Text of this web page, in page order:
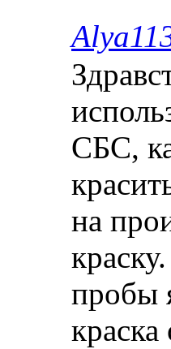
СБС,
на
пробы